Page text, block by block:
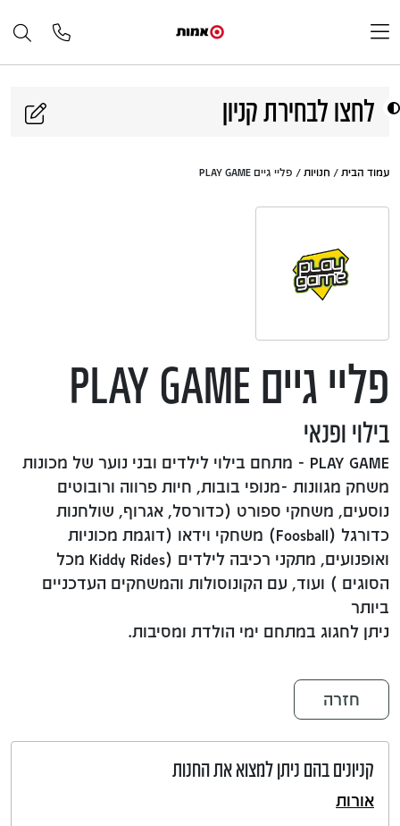
לחצו לבחירת קניון
עמוד הבית / חנויות / פליי גיים PLAY GAME
פליי גיים PLAY GAME
בילוי ופנאי
PLAY GAME - מתחם בילוי לילדים ובני נוער של מכונות
משחק מגוונות -מנופי בובות, חיות פרווה ורובוטים
נוסעים, משחקי ספורט (כדורסל, אגרוף, שולחנות
כדורגל (Foosball) משחקי וידאו (דוגמת מכוניות
ואופנועים, מתקני רכיבה לילדים (Kiddy Rides מכל
הסוגים ) ועוד, עם הקונוסולות והמשחקים העדכניים
ביותר
ניתן לחגוג במתחם ימי הולדת ומסיבות.
חזרה
קניונים בהם ניתן למצוא את החנות
אורות